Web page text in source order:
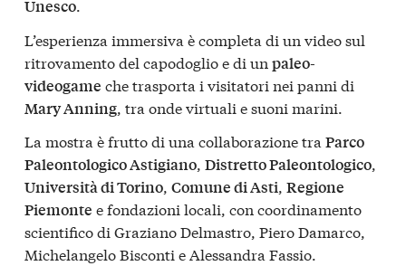
Unesco.
L’esperienza immersiva è completa di un video sul
ritrovamento del capodoglio e di un paleo-
videogame che trasporta i visitatori nei panni di
Mary Anning , tra onde virtuali e suoni marini.
La mostra è frutto di una collaborazione tra Parco
Paleontologico Astigiano, Distretto Paleontologico,
Università di Torino, Comune di Asti, Regione
Piemonte e fondazioni locali, con coordinamento
scientifico di Graziano Delmastro, Piero Damarco,
Michelangelo Bisconti e Alessandra Fassio.